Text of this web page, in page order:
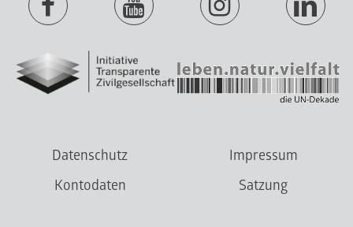
Datenschutz
Impressum
Kontodaten
Satzung